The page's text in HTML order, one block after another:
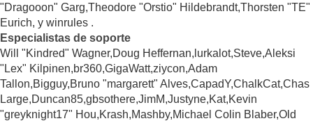
"Dragooon" Garg,Theodore "Orstio" Hildebrandt,Thorsten "TE"
Eurich, y winrules .
Especialistas de soporte
Will "Kindred" Wagner,Doug Heffernan,lurkalot,Steve,Aleksi
"Lex" Kilpinen,br360,GigaWatt,ziycon,Adam
Tallon,Bigguy,Bruno "margarett" Alves,CapadY,ChalkCat,Chas
Large,Duncan85,gbsothere,JimM,Justyne,Kat,Kevin
"greyknight17" Hou,Krash,Mashby,Michael Colin Blaber,Old